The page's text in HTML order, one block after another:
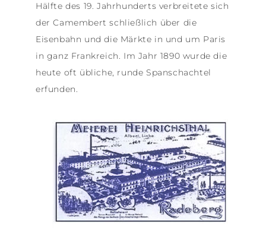
Hälfte des 19. Jahrhunderts verbreitete sich
der Camembert schließlich über die
Eisenbahn und die Märkte in und um Paris
in ganz Frankreich. Im Jahr 1890 wurde die
heute oft übliche, runde Spanschachtel
erfunden.